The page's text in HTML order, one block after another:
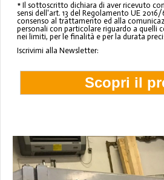
* Il sottoscritto dichiara di aver ricevuto
sensi dell'art. 13 del Regolamento UE 2016/
consenso al trattamento ed alla
personali con particolare riguardo a quelli
nei limiti, per le finalità e per la durata
Iscrivimi alla Newsletter: